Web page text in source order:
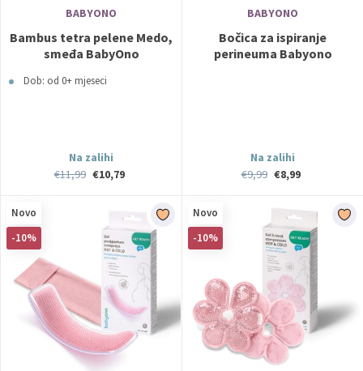
BABYONO
Bambus tetra pelene Medo,
smeđa BabyOno
Dob: od 0+ mjeseci
Na zalihi
€11,99 €10,79
BABYONO
Bočica za ispiranje
perineuma Babyono
Na zalihi
€9,99 €8,99
Novo
-10%
Novo
-10%